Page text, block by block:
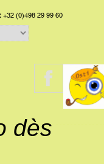
+32 (0)498 29 99 60
dès